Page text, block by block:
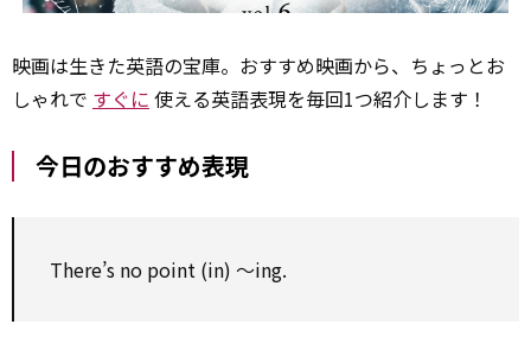
映画は生きた英語の宝庫。おすすめ映画から、ちょっとお
しゃれで すぐに 使える英語表現を毎回1つ紹介します！
今日のおすすめ表現
There’s no point (in) ～ing.